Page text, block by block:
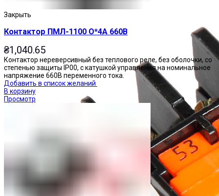
Закрыть
Контактор ПМЛ-1100 О*4А 660В
₴1,040.65
Контактор нереверсивный без теплового реле, без оболочки, со
степенью защиты IP00, с катушкой управления на номинальное
напряжение 660В переменного тока.
Добавить в список желаний
В корзину
Просмотр